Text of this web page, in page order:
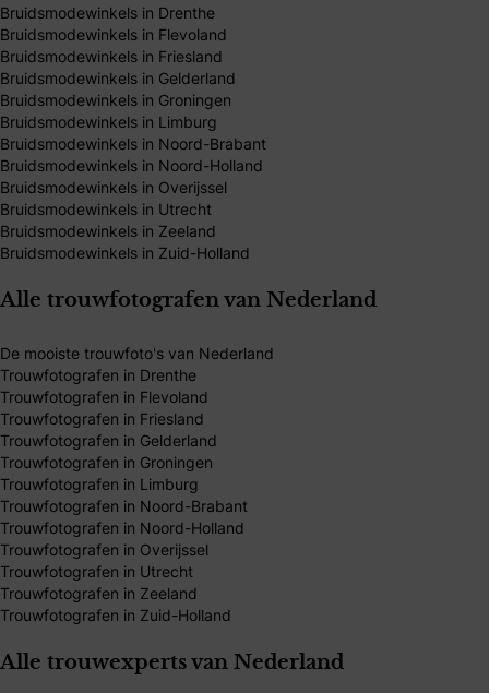
Bruidsmodewinkels in Drenthe
Bruidsmodewinkels in Flevoland
Bruidsmodewinkels in Friesland
Bruidsmodewinkels in Gelderland
Bruidsmodewinkels in Groningen
Bruidsmodewinkels in Limburg
Bruidsmodewinkels in Noord-Brabant
Bruidsmodewinkels in Noord-Holland
Bruidsmodewinkels in Overijssel
Bruidsmodewinkels in Utrecht
Bruidsmodewinkels in Zeeland
Bruidsmodewinkels in Zuid-Holland
Alle trouwfotografen van Nederland
De mooiste trouwfoto's van Nederland
Trouwfotografen in Drenthe
Trouwfotografen in Flevoland
Trouwfotografen in Friesland
Trouwfotografen in Gelderland
Trouwfotografen in Groningen
Trouwfotografen in Limburg
Trouwfotografen in Noord-Brabant
Trouwfotografen in Noord-Holland
Trouwfotografen in Overijssel
Trouwfotografen in Utrecht
Trouwfotografen in Zeeland
Trouwfotografen in Zuid-Holland
Alle trouwexperts van Nederland